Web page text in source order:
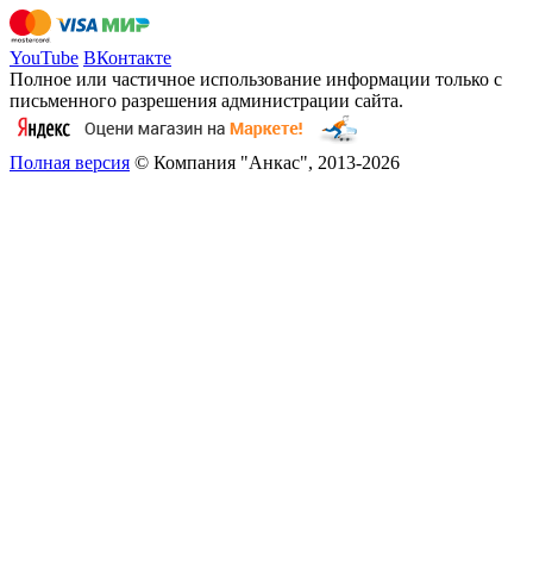
YouTube ВКонтакте
Полное или частичное использование информации только с
письменного разрешения администрации сайта.
Полная версия © Компания "Анкас", 2013-2026